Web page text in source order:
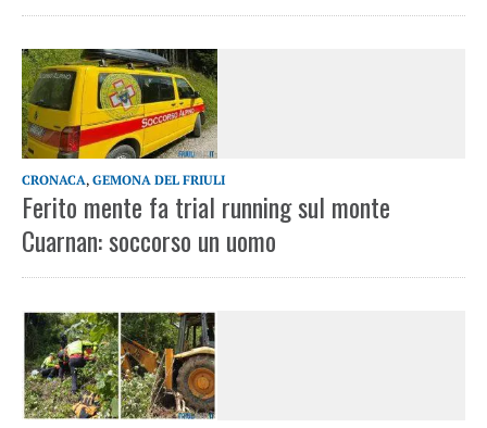
CRONACA, GEMONA DEL FRIULI
Ferito mente fa trial running sul monte
Cuarnan: soccorso un uomo